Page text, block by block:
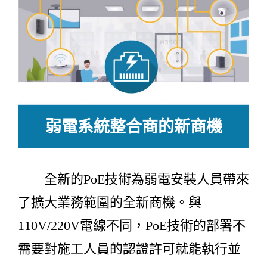
弱電系統整合商的新商機
全新的PoE技術為弱電安裝人員帶來
了擴大業務範圍的全新商機。與
110V/220V電線不同，PoE技術的部署不
需要對施工人員的認證許可就能執行並